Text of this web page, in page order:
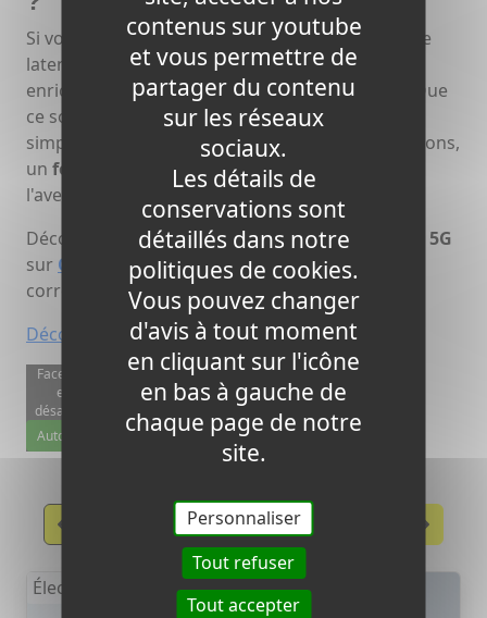
Si vous cherchez une connexion ultra-rapide, une
latence minimale et une expérience numérique
enrichie, alors passer à la5G est une évidence. Que
ce soit pour le travail, le divertissement ou
simplement pour profiter des dernières innovations,
un forfait mobile 5G est votre passeport vers
l'avenir numérique.
Découvrez dès maintenant lesmeilleures offres 5G
sur ChezSwitch.fret choisissez unforfait
correspond à vos besoins et à votre style de vie.
Découvrez nos offres mobiles au meilleur prix
Facebook
est
désactivé.
Autoriser
Électricité
contenus sur youtube
et vous permettre de
partager du contenu
sur les réseaux
sociaux.
Les détails de
conservations sont
détaillés dans notre
politiques de cookies.
Vous pouvez changer
d'avis à tout moment
en cliquant sur l'icône
en bas à gauche de
chaque page de notre
site.
Personnaliser
Tout refuser
Tout accepter